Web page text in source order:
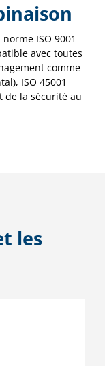
ISO 9001
avec toutes
comme
ISO 45001
de la sécurité au
les